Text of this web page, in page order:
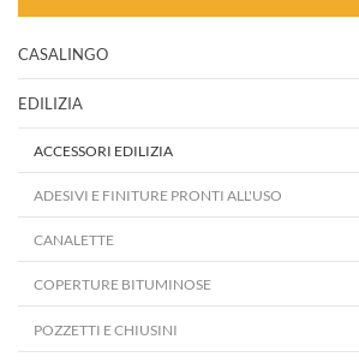
CASALINGO
EDILIZIA
ACCESSORI EDILIZIA
ADESIVI E FINITURE PRONTI ALL'USO
CANALETTE
COPERTURE BITUMINOSE
POZZETTI E CHIUSINI